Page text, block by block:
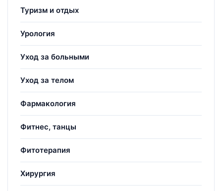
Туризм и отдых
Урология
Уход за больными
Уход за телом
Фармакология
Фитнес, танцы
Фитотерапия
Хирургия